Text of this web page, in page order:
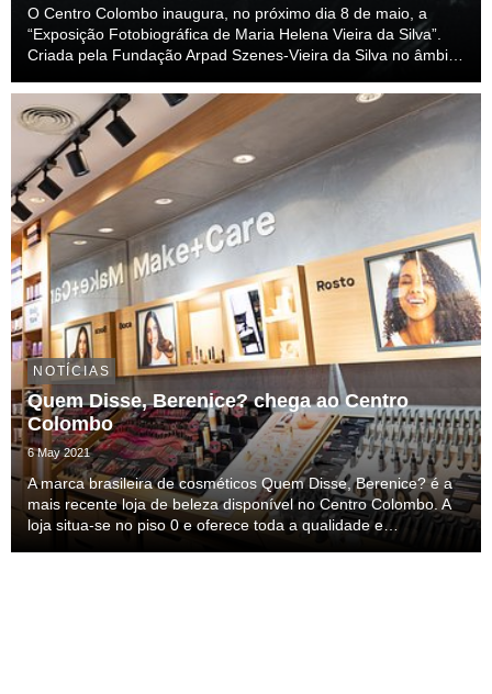
O Centro Colombo inaugura, no próximo dia 8 de maio, a
“Exposição Fotobiográfica de Maria Helena Vieira da Silva”.
Criada pela Fundação Arpad Szenes-Vieira da Silva no âmbito
de uma das artistas mais relevan...
NOTÍCIAS
Quem Disse, Berenice? chega ao Centro
Colombo
6 May 2021
A marca brasileira de cosméticos Quem Disse, Berenice? é a
mais recente loja de beleza disponível no Centro Colombo. A
loja situa-se no piso 0 e oferece toda a qualidade e